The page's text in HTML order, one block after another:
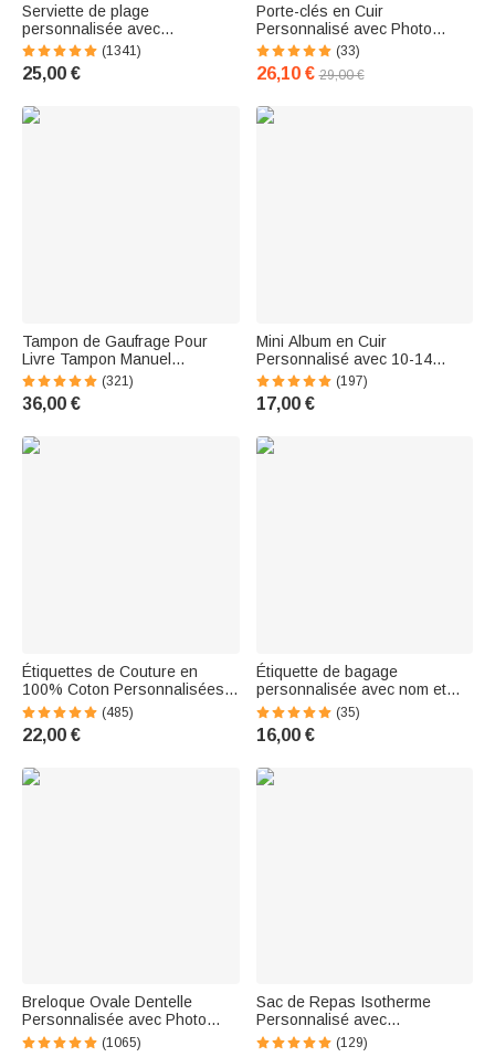
Serviette de plage
personnalisée avec
personnage et nom -
Accessoire à séchage rapide
et super absorbant - Cadeau
enfants
(1341)
25,00 €
Porte-clés en Cuir
Personnalisé avec Photo
Calendrier Date er Nom
Cadeau d’Anniversaire Noël
Mariage pour Homme Femme
(33)
26,10 € 29,00 €
Tampon de Gaufrage Pour
Livre Tampon Manuel
Personnalisé avec Initiales et
Nom Cachet Bibliothèque
Librairie Cadeau Noël pour
(321)
36,00 €
Mini Album en Cuir
Personnalisé avec 10-14
Photos de Souvenir Porte-
Clés pour Famille Couple
Cadeau Anniversaire Noël
(197)
17,00 €
Étiquettes de Couture en
100% Coton Personnalisées
avec Nom et Texte
Accessoires Lot de 50 pour
Vêtement Fait à la Main
Tricot
(485)
22,00 €
Étiquette de bagage
personnalisée avec nom et
personnage de dessin animé -
Cadeau d'anniversaire
vacances pour amoureux de
(35)
16,00 €
Breloque Ovale Dentelle
Personnalisée avec Photo
Accessoire Forme Coeur
(1065)
Sac de Repas Isotherme
Personnalisé avec
Personnage Nom Fleur de
(129)